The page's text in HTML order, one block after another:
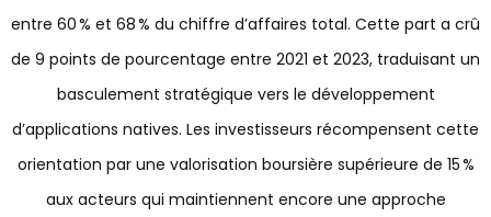
entre 60 % et 68 % du chiffre d’affaires total. Cette part a crû
de 9 points de pourcentage entre 2021 et 2023, traduisant un
basculement stratégique vers le développement
d’applications natives. Les investisseurs récompensent cette
orientation par une valorisation boursière supérieure de 15 %
aux acteurs qui maintiennent encore une approche